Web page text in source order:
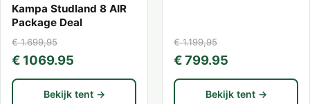
Kampa Studland 8 AIR
Package Deal
€ 1.699,95
€ 1069.95
Bekijk tent →
€ 1.199,95
€ 799.95
Bekijk tent →